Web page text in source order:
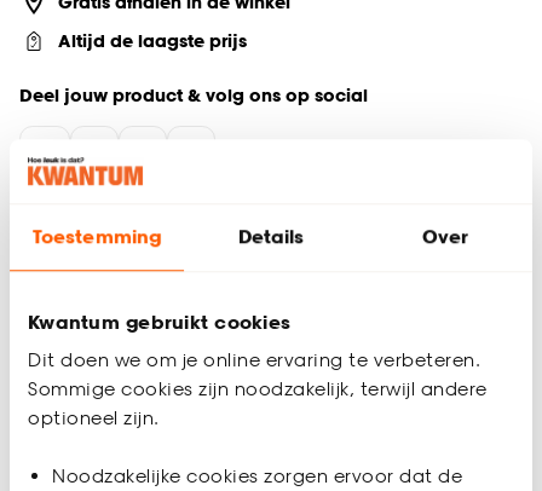
Toestemming Details Over
Kwantum gebruikt cookies
Dit doen we om je online ervaring te verbeteren.
Sommige cookies zijn noodzakelijk, terwijl andere
optioneel zijn.
Noodzakelijke cookies zorgen ervoor dat de
Altijd de laagste prijs
Deel jouw product & volg ons op social
Productomschrijving
Moderne, sfeervolle roze bloempot
binnen
Geef jouw interieur een stijlvolle upgrade met de Hartjes
bloempot. Deze roze bloempot straalt eenvoud en klasse uit
en past perfect in elk modern interieur. Als bloempot voor
keuken of hal. De ronde bloempot, gemaakt van dolomiet,
Productspecificaties